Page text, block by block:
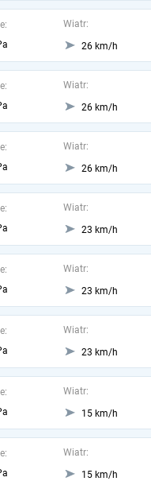
Wiatr:
26 km/h
Wiatr:
26 km/h
Wiatr:
26 km/h
Wiatr:
23 km/h
Wiatr:
23 km/h
Wiatr:
23 km/h
Wiatr:
15 km/h
Wiatr:
15 km/h